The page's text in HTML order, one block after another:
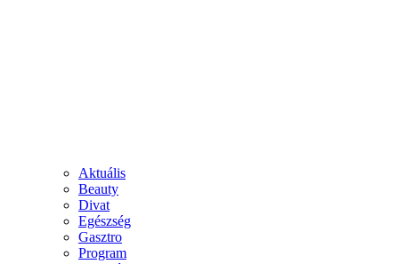
Aktuális
Beauty
Divat
Egészség
Gasztro
Program